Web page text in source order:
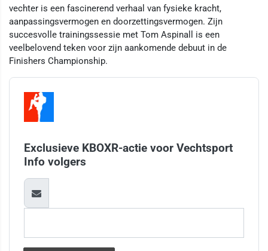
vechter is een fascinerend verhaal van fysieke kracht,
aanpassingsvermogen en doorzettingsvermogen. Zijn
succesvolle trainingssessie met Tom Aspinall is een
veelbelovend teken voor zijn aankomende debuut in de
Finishers Championship.
Exclusieve KBOXR-actie voor Vechtsport
Info volgers